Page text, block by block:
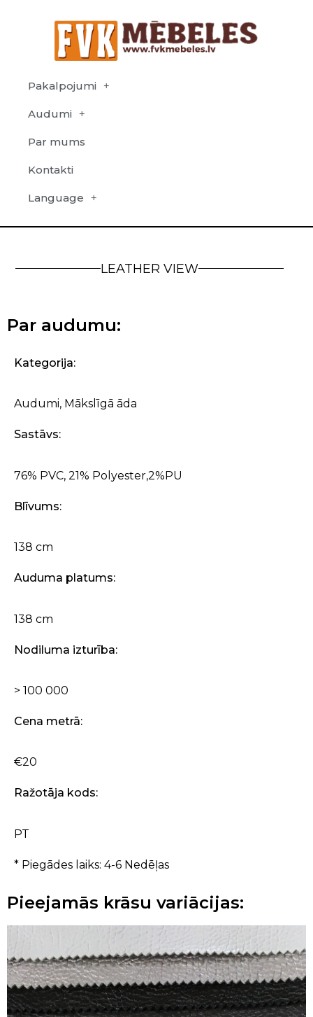
Pakalpojumi
Audumi
Par mums
Kontakti
Language
LEATHER VIEW
Pieejamās krāsu variācijas:
Par audumu:
Kategorija:
Audumi, Mākslīgā āda
Sastāvs:
76% PVC, 21% Polyester,2%PU
Blīvums:
138 cm
Auduma platums:
138 cm
Nodiluma izturība:
> 100 000
Cena metrā:
€20
Ražotāja kods:
PT
* Piegādes laiks: 4-6 Nedēļas